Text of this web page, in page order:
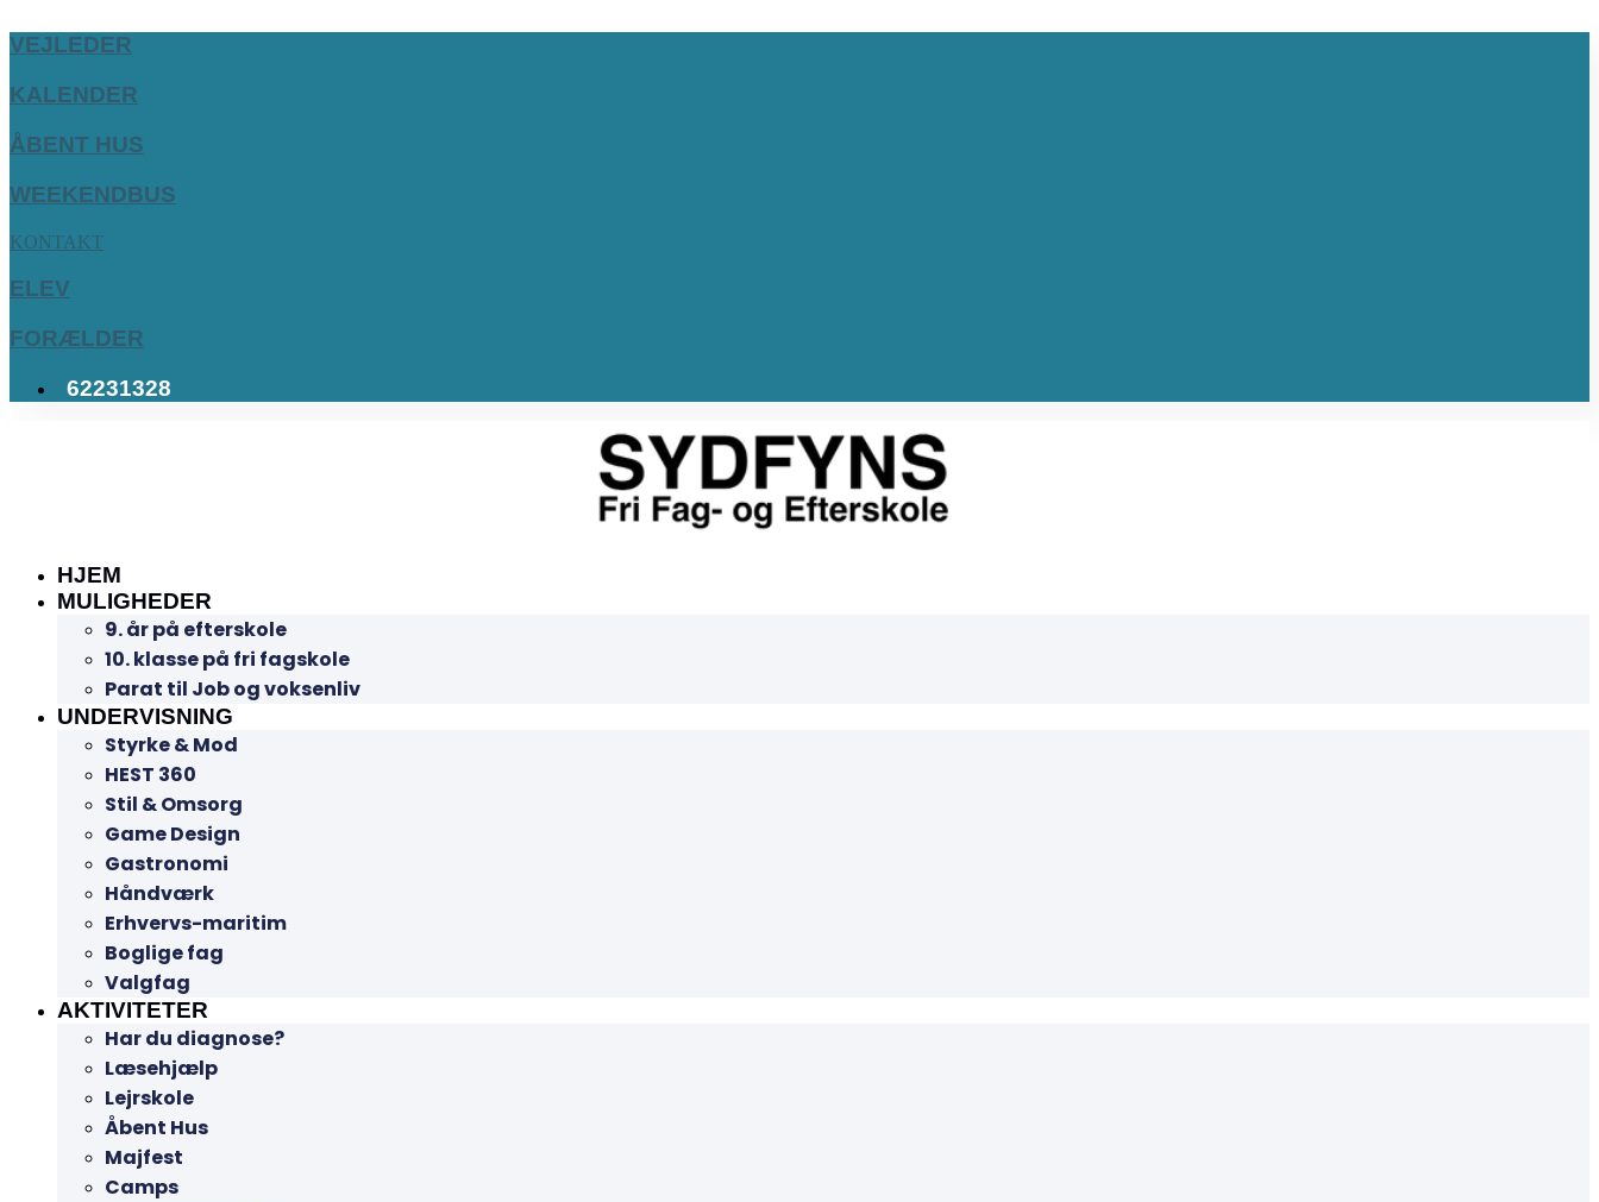
VEJLEDER
KALENDER
ÅBENT HUS
WEEKENDBUS
KONTAKT
ELEV
FORÆLDER
62231328
HJEM
MULIGHEDER
9. år på efterskole
10. klasse på fri fagskole
Parat til Job og voksenliv
UNDERVISNING
Styrke & Mod
HEST 360
Stil & Omsorg
Game Design
Gastronomi
Håndværk
Erhvervs-maritim
Boglige fag
Valgfag
AKTIVITETER
Har du diagnose?
Læsehjælp
Lejrskole
Åbent Hus
Majfest
Camps